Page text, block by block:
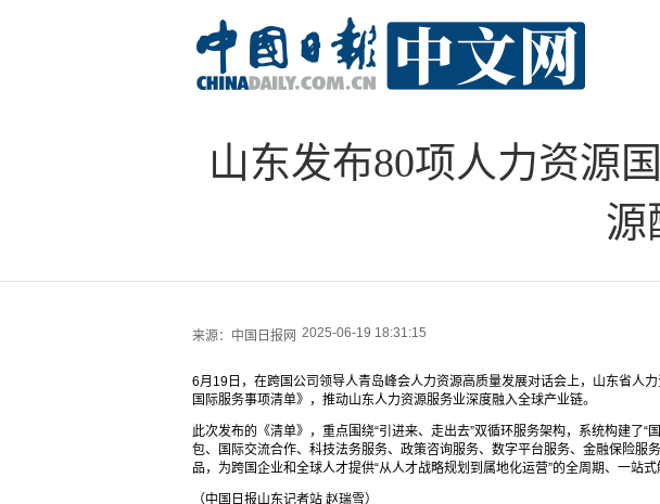
山东发布80项人力资源
源
来源： 中国日报网 2025-06-19 18:31:15
6月19日，在跨国公司领导人青岛峰会人力资源高质量发展对话会上，山东省人
国际服务事项清单》，推动山东人力资源服务业深度融入全球产业链。
此次发布的《清单》，重点围绕“引进来、走出去”双循环服务架构，系统构建了“
包、国际交流合作、科技法务服务、政策咨询服务、数字平台服务、金融保险服
品，为跨国企业和全球人才提供“从人才战略规划到属地化运营”的全周期、一站式
（中国日报山东记者站 赵瑞雪）